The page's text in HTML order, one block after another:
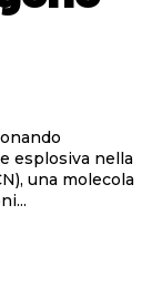
esplosiva nella
una molecola